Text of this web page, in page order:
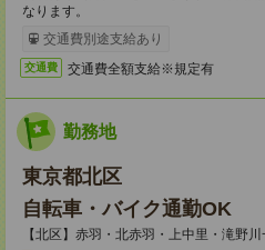
なります。
交通費別途支給あり
交通費 交通費全額支給※規定有
勤務地
東京都北区
自転車・バイク通勤OK
【北区】赤羽・北赤羽・上中里・滝野